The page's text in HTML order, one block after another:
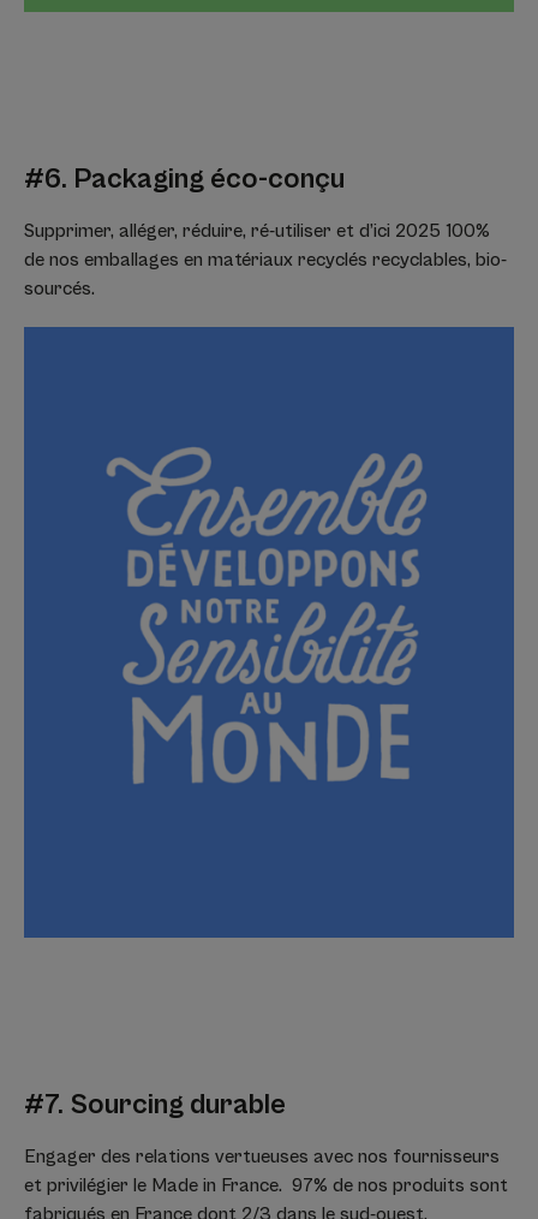
#6. Packaging éco-conçu
Supprimer, alléger, réduire, ré-utiliser et d’ici 2025 100%
de nos emballages en matériaux recyclés recyclables, bio-
sourcés.
#7. Sourcing durable
Engager des relations vertueuses avec nos fournisseurs
et privilégier le Made in France. 97% de nos produits sont
fabriqués en France dont 2/3 dans le sud-ouest.